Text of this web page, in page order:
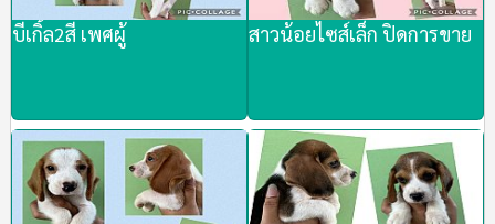
บีเกิ้ล2สี เพศผู้ สาวน้อยไซส์เล็ก ปิดการขาย